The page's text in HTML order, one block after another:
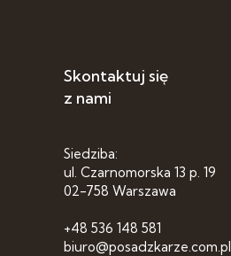
Skontaktuj się
z nami
Siedziba:
ul. Czarnomorska 13 p. 19
02-758 Warszawa
+48 536 148 581
biuro@posadzkarze.com.pl